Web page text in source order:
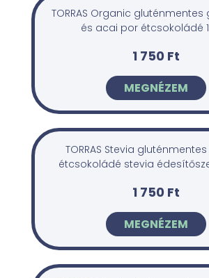
TORRAS Organic
és acai por étcsokoládé
1 750 Ft
MEGNÉZEM
TORRAS Stevia
étcsokoládé stevia
1 750 Ft
MEGNÉZEM